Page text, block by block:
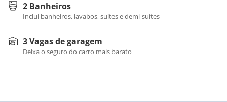
2 Banheiros
Inclui banheiros, lavabos, suítes e demi-suítes
3 Vagas de garagem
Deixa o seguro do carro mais barato